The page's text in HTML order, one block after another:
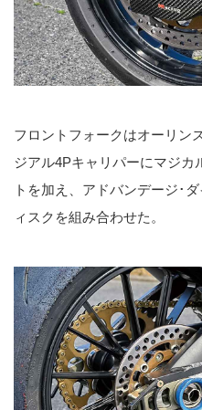
フロントフォークはオーリン
ジアル4Pキャリパーにマジカ
トを加え、アドバンデージ･
ィスクを組み合わせた。